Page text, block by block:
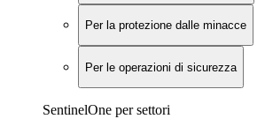
Per la protezione dalle minacce
Per le operazioni di sicurezza
SentinelOne per settori